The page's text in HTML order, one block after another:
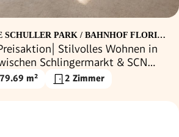
PARK / BAHNHOF FLORIDSDORF
Stilvolles Wohnen in
Schlingermarkt & SCN
79.69 m² 2 Zimmer